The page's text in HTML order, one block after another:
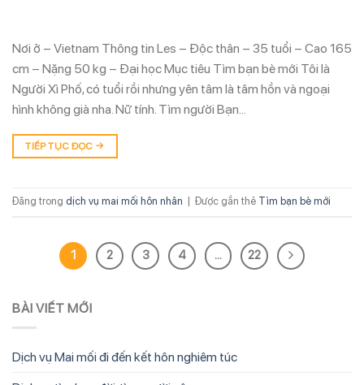
Nơi ở – Vietnam Thông tin Les – Độc thân – 35 tuổi – Cao 165
cm – Nặng 50 kg – Đại học Mục tiêu Tìm bạn bè mới Tôi là
Người Xì Phố, có tuổi rồi nhưng yên tâm là tâm hồn và ngoại
hình không già nha. Nữ tính. Tìm người Bạn…
TIẾP TỤC ĐỌC →
Đăng trong dịch vụ mai mối hôn nhân Được gắn thẻ Tìm bạn bè mới
1 2 3 4 … 22
BÀI VIẾT MỚI
Dịch vụ Mai mối đi đến kết hôn nghiêm túc